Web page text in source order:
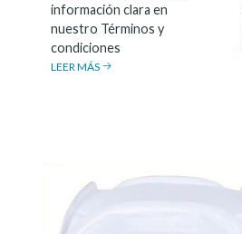
información clara en
nuestro Términos y
condiciones
LEER MÁS